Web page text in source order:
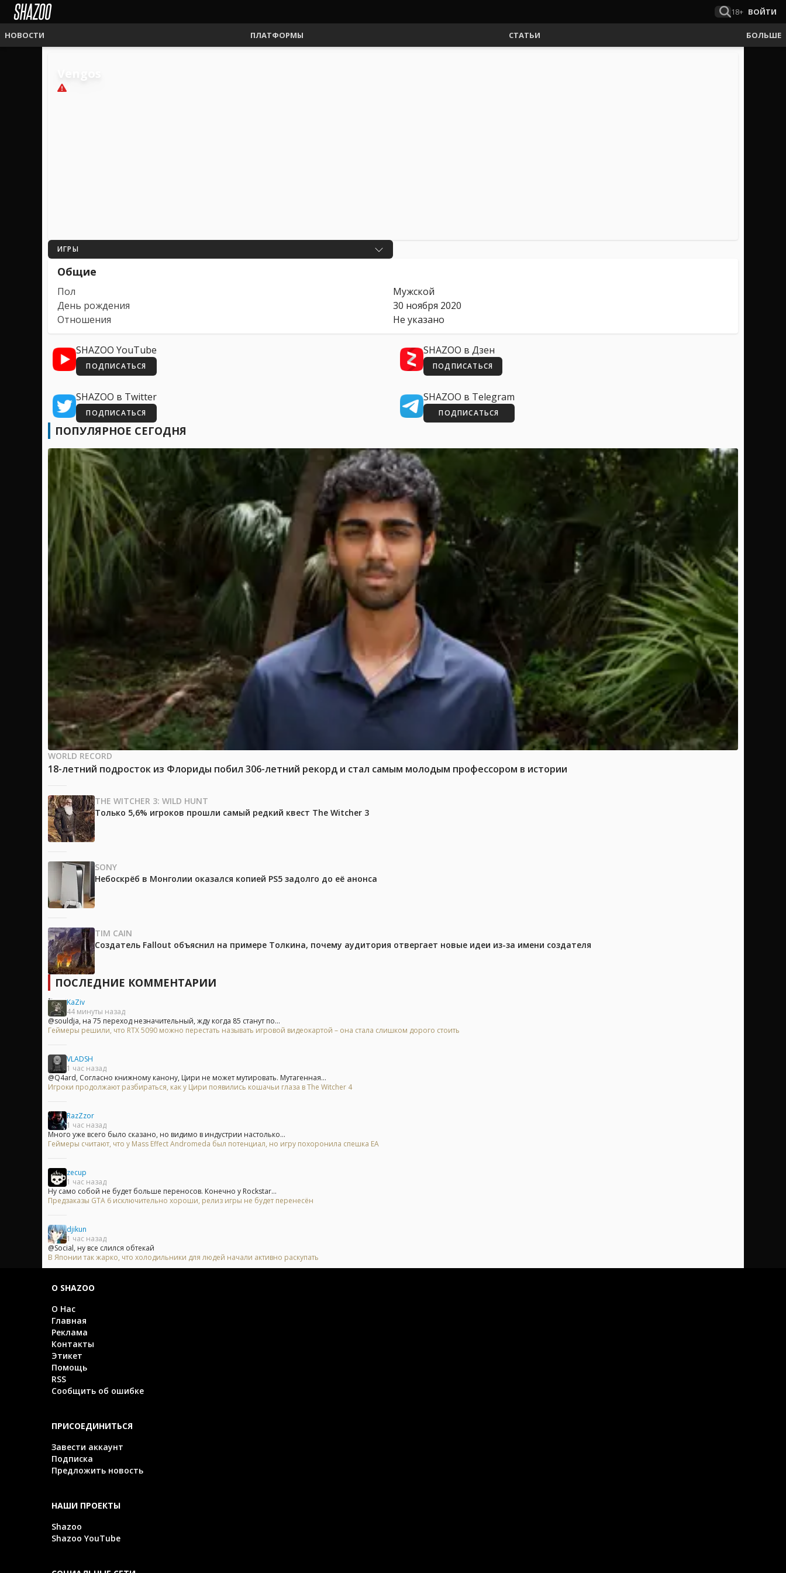
18+ ВОЙТИ
НОВОСТИ ПЛАТФОРМЫ СТАТЬИ БОЛЬШЕ
ИГРЫ
Общие
Пол
Мужской
День рождения
30 ноября 2020
Отношения
Не указано
SHAZOO YouTube
ПОДПИСАТЬСЯ
SHAZOO в Дзен
ПОДПИСАТЬСЯ
SHAZOO в Twitter
ПОДПИСАТЬСЯ
SHAZOO в Telegram
ПОДПИСАТЬСЯ
ПОПУЛЯРНОЕ СЕГОДНЯ
WORLD RECORD
18-летний подросток из Флориды побил 306-летний рекорд и стал самым молодым профессором в истории
THE WITCHER 3: WILD HUNT
Только 5,6% игроков прошли самый редкий квест The Witcher 3
SONY
Небоскрёб в Монголии оказался копией PS5 задолго до её анонса
TIM CAIN
Создатель Fallout объяснил на примере Толкина, почему аудитория отвергает новые идеи из-за имени создателя
ПОСЛЕДНИЕ КОММЕНТАРИИ
KaZiv
44 минуты назад
@souldja, на 75 переход незначительный, жду когда 85 станут по...
Геймеры решили, что RTX 5090 можно перестать называть игровой видеокартой – она стала слишком дорого стоить
VLADSH
1 час назад
@Q4ard, Согласно книжному канону, Цири не может мутировать. Мутагенная...
Игроки продолжают разбираться, как у Цири появились кошачьи глаза в The Witcher 4
RazZzor
1 час назад
Много уже всего было сказано, но видимо в индустрии настолько...
Геймеры считают, что у Mass Effect Andromeda был потенциал, но игру похоронила спешка EA
zecup
1 час назад
Ну само собой не будет больше переносов. Конечно у Rockstar...
Предзаказы GTA 6 исключительно хороши, релиз игры не будет перенесён
djikun
1 час назад
@Social, ну все слился обтекай
В Японии так жарко, что холодильники для людей начали активно раскупать
О SHAZOO
О Нас
Главная
Реклама
Контакты
Этикет
Помощь
RSS
Сообщить об ошибке
ПРИСОЕДИНИТЬСЯ
Завести аккаунт
Подписка
Предложить новость
НАШИ ПРОЕКТЫ
Shazoo
Shazoo YouTube